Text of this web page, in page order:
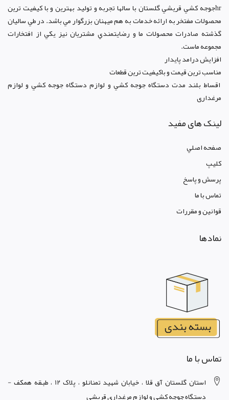
hrجوجه کشي قريشي گلستان با سالها تجربه و توليد بهترين و با کيفيت ترين
محصولات مفتخر به ارائه خدمات به هم ميهنان بزرگوار مي باشد. در طي ساليان
گذشته صادرات محصولات ما و رضايتمندي مشتريان نيز يکي از افتخارات
مجموعه ماست.
افزايش درامد پايدار
مناسب ترين قيمت و باکيفيت ترين قطعات
اقساط بلند مدت دستگاه جوجه کشي و لوازم دستگاه جوجه کشي و لوازم
مرغداری
لینک های مفید
صفحه اصلي
کليپ
پرسش و پاسخ
تماس با ما
قوانين و مقررات
نمادها
تماس با ما
استان گلستان آق قلا ، خيابان شهيد تمنانلو ، پلاک 12 ، طبقه همکف -
دستگاه جوجه کشي و لوازم مرغداري قریشی